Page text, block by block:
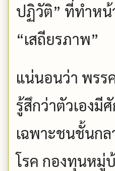
ปฏิวัติ” ที่ทำหน้
“เสถียรภาพ”
แน่นอนว่า พรร
รู้สึกว่าตัวเองมี
เฉพาะชนชั้นก
โรค กองทุนหมู่